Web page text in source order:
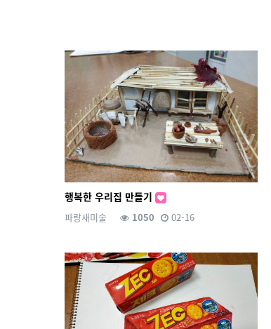
행복한 우리집 만들기
파랑새미술 1050 02-16